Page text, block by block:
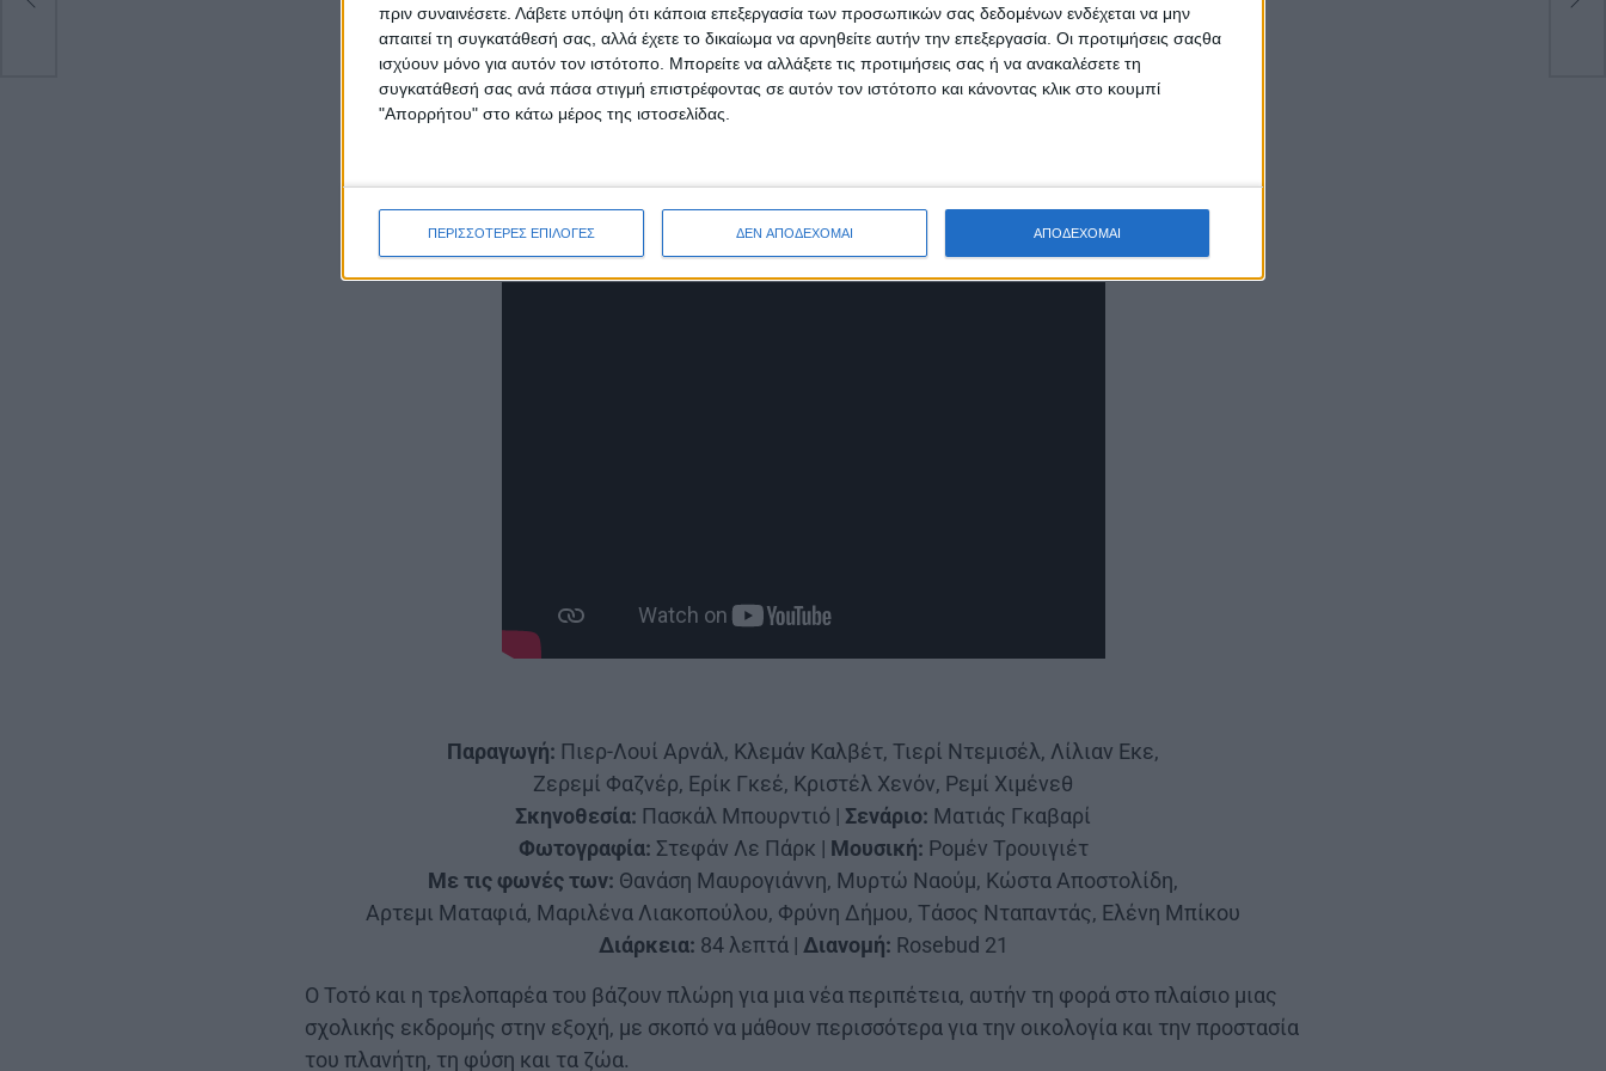
πριν συναινέσετε. Λάβετε υπόψη ότι κάποια επεξεργασία των προσωπικών σας δεδομένων ενδέχεται να μην
απαιτεί τη συγκατάθεσή σας, αλλά έχετε το δικαίωμα να αρνηθείτε αυτήν την επεξεργασία. Οι προτιμήσεις σαςθα
ισχύουν μόνο για αυτόν τον ιστότοπο. Μπορείτε να αλλάξετε τις προτιμήσεις σας ή να ανακαλέσετε τη
συγκατάθεσή σας ανά πάσα στιγμή επιστρέφοντας σε αυτόν τον ιστότοπο και κάνοντας κλικ στο κουμπί
"Απορρήτου" στο κάτω μέρος της ιστοσελίδας.
ΠΕΡΙΣΣΟΤΕΡΕΣ ΕΠΙΛΟΓΕΣ ΔΕΝ ΑΠΟΔΕΧΟΜΑΙ ΑΠΟΔΕΧΟΜΑΙ
Παραγωγή: Πιερ-Λουί Αρνάλ, Κλεμάν Καλβέτ, Τιερί Ντεμισέλ, Λίλιαν Εκε,
Ζερεμί Φαζνέρ, Ερίκ Γκεέ, Κριστέλ Χενόν, Ρεμί Χιμένεθ
Σκηνοθεσία: Πασκάλ Μπουρντιό | Σενάριο: Ματιάς Γκαβαρί
Φωτογραφία: Στεφάν Λε Πάρκ | Μουσική: Ρομέν Τρουιγιέτ
Με τις φωνές των: Θανάση Μαυρογιάννη, Μυρτώ Ναούμ, Κώστα Αποστολίδη,
Aρτεμι Ματαφιά, Μαριλένα Λιακοπούλου, Φρύνη Δήμου, Τάσος Νταπαντάς, Ελένη Μπίκου
Διάρκεια: 84 λεπτά | Διανομή: Rosebud 21
Ο Τοτό και η τρελοπαρέα του βάζουν πλώρη για μια νέα περιπέτεια, αυτήν τη φορά στο πλαίσιο μιας
σχολικής εκδρομής στην εξοχή, με σκοπό να μάθουν περισσότερα για την οικολογία και την προστασία
του πλανήτη, τη φύση και τα ζώα.